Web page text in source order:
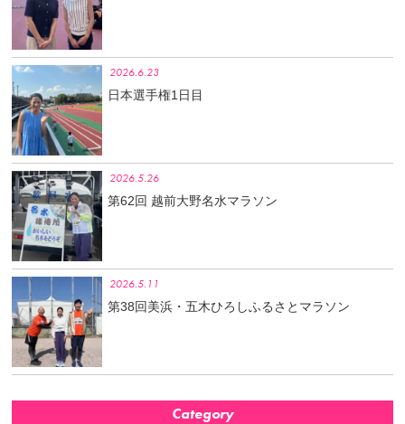
2026.6.23
日本選手権1日目
2026.5.26
第62回 越前大野名水マラソン
2026.5.11
第38回美浜・五木ひろしふるさとマラソン
Category